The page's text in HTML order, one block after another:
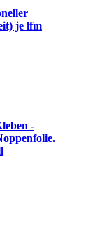
je lfm
-